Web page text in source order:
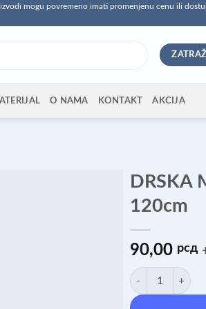
mogu povremeno imati promenjenu cenu ili
O NAMA KONTAKT AKCIJA
DRSKA
120cm
90,00 рсд
DRSKA